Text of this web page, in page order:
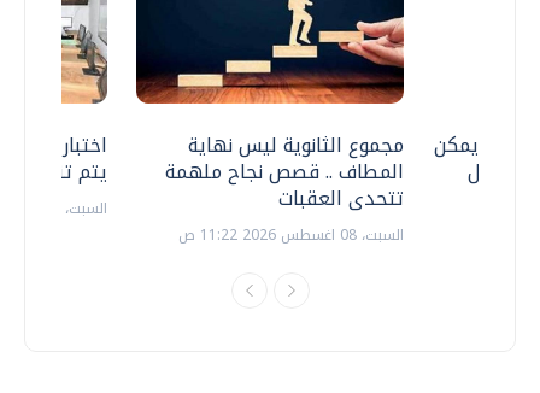
اختبارات
يتم
السبت، 18 يوليو 2026 09:22 ص
مجموع الثانوية ليس نهاية
المطاف .. قصص نجاح ملهمة
تتحدى العقبات
السبت، 08 اغسطس 2026 11:22 ص
.. هل يمكن
نتعامل